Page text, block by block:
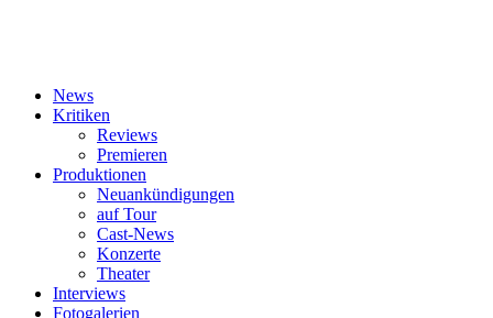
News
Kritiken
Reviews
Premieren
Produktionen
Neuankündigungen
auf Tour
Cast-News
Konzerte
Theater
Interviews
Fotogalerien